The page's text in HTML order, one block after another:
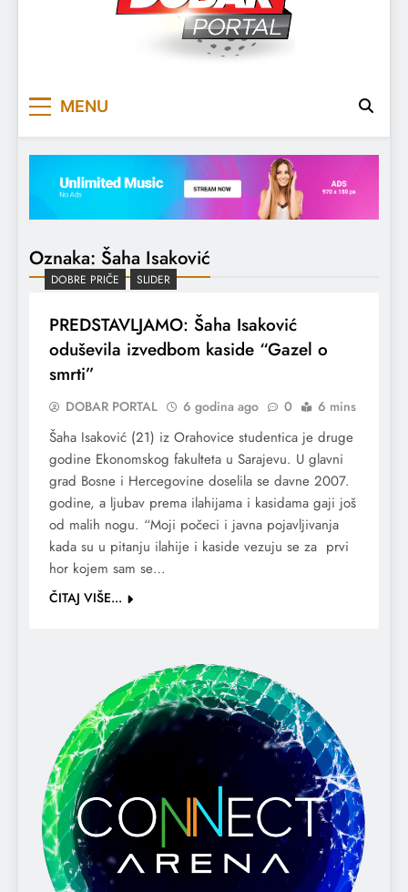
MENU
Oznaka: Šaha Isaković
DOBRE PRIČE SLIDER
PREDSTAVLJAMO: Šaha Isaković
oduševila izvedbom kaside “Gazel o
smrti”
DOBAR PORTAL 6 godina ago 0 6 mins
Šaha Isaković (21) iz Orahovice studentica je druge
godine Ekonomskog fakulteta u Sarajevu. U glavni
grad Bosne i Hercegovine doselila se davne 2007.
godine, a ljubav prema ilahijama i kasidama gaji još
od malih nogu. “Moji počeci i javna pojavljivanja
kada su u pitanju ilahije i kaside vezuju se za prvi
hor kojem sam se…
ČITAJ VIŠE...